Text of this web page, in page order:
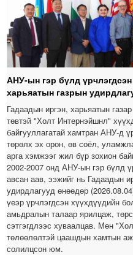
АНУ-ын гэр бүлд
харьяатын газрын
Гадаадын иргэн, харьяатын
төвтэй "Холт Интернэйшнл"
байгууллагатай хамтран АНУ-д
төрөлх эх орон, өв соёл,
арга хэмжээг жил бүр зохион
2002-2007 онд АНУ-ын гэр бүлд
авсан аав, ээжийг нь Гадаадын
удирдлагууд өнөөдөр
үеэр үрчлэгдсэн хүүхдүүдийн
амьдралын талаар ярилцаж,
сэтгэгдлээс хуваалцав. Мөн
төлөөлөлтэй цаашдын хамтын
солилцсон юм.